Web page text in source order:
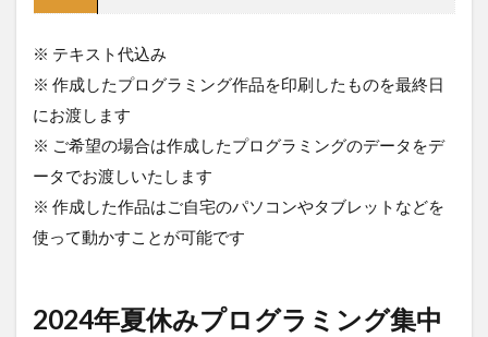
※ テキスト代込み
※ 作成したプログラミング作品を印刷したものを最終日
にお渡します
※ ご希望の場合は作成したプログラミングのデータをデ
ータでお渡しいたします
※ 作成した作品はご自宅のパソコンやタブレットなどを
使って動かすことが可能です
2024年夏休みプログラミング集中